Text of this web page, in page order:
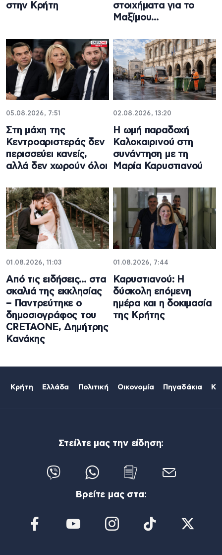
στην Κρήτη
στοιχήματα για το
Μαξίμου…
05.08.2026, 7:51
Στη μάχη της
Κεντροαριστεράς δεν
περισσεύει κανείς,
αλλά δεν χωρούν όλοι
02.08.2026, 13:20
Η ωμή παραδοχή
Καλοκαιρινού στη
συνάντηση με τη
Μαρία Καρυστιανού
01.08.2026, 11:03
Από τις ειδήσεις… στα
σκαλιά της εκκλησίας
– Παντρεύτηκε ο
δημοσιογράφος του
CRETAONE, Δημήτρης
Κανάκης
01.08.2026, 7:44
Καρυστιανού: Η
δύσκολη επόμενη
ημέρα και η δοκιμασία
της Κρήτης
Κρήτη Ελλάδα Πολιτική Οικονομία Πηγαδάκια
Στείλτε μας την είδηση:
Βρείτε μας στα: